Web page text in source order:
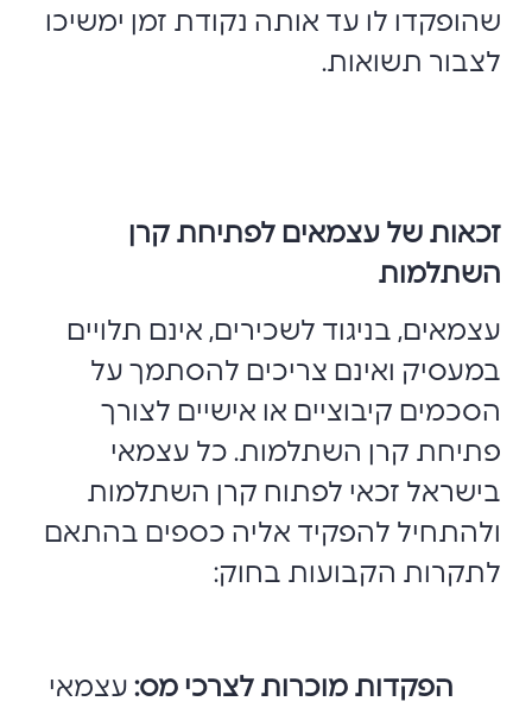
שהופקדו לו עד אותה נקודת זמן ימשיכו
לצבור תשואות.
זכאות של עצמאים לפתיחת קרן
השתלמות
עצמאים, בניגוד לשכירים, אינם תלויים
במעסיק ואינם צריכים להסתמך על
הסכמים קיבוציים או אישיים לצורך
פתיחת קרן השתלמות. כל עצמאי
בישראל זכאי לפתוח קרן השתלמות
ולהתחיל להפקיד אליה כספים בהתאם
לתקרות הקבועות בחוק:
הפקדות מוכרות לצרכי מס: עצמאי